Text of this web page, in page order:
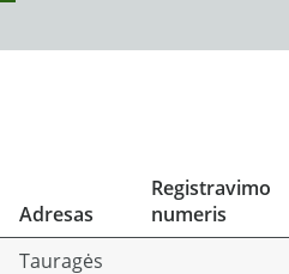
Adresas
Registravimo
numeris
Tauragės